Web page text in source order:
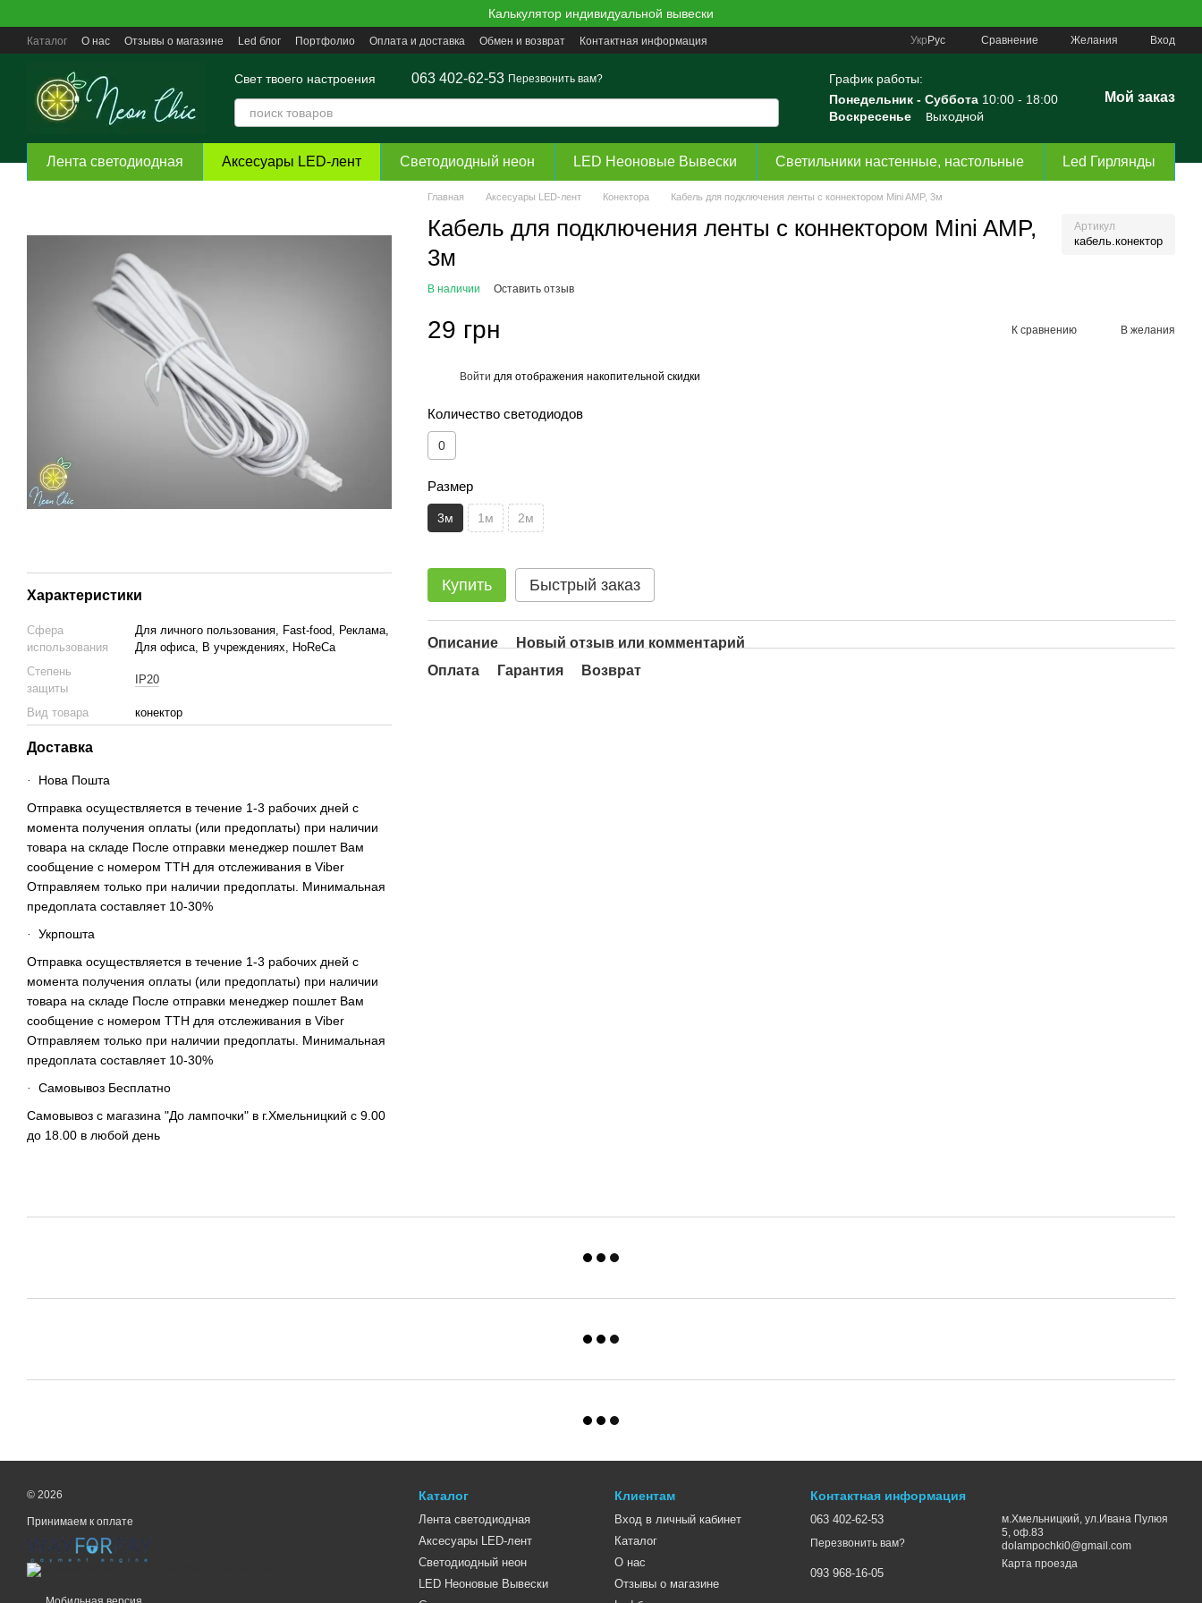
Калькулятор индивидуальной вывески
Каталог О нас Отзывы о магазине Led блог Портфолио Оплата и доставка Обмен и возврат
Контактная информация
Укр Рус Сравнение Желания Вход
Свет твоего настроения 063 402-62-53 Перезвонить вам?
График работы:
Понедельник - Суббота 10:00 - 18:00
Воскресенье
Выходной
Мой заказ
Лента светодиодная Аксесуары LED-лент Светодиодный неон LED Неоновые Вывески Светильники настенные, настольные Led Гирлянды
Характеристики
Сфера
использования
Для личного пользования, Fast-food, Реклама,
Для офиса, В учреждениях, HoReCa
Степень
защиты
IP20
Вид товара конектор
Доставка
·
Нова Пошта
Отправка осуществляется в течение 1-3 рабочих дней с
момента получения оплаты (или предоплаты) при наличии
товара на складе После отправки менеджер пошлет Вам
сообщение с номером ТТН для отслеживания в Viber
Отправляем только при наличии предоплаты. Минимальная
предоплата составляет 10-30%
·
Укрпошта
Отправка осуществляется в течение 1-3 рабочих дней с
момента получения оплаты (или предоплаты) при наличии
товара на складе После отправки менеджер пошлет Вам
сообщение с номером ТТН для отслеживания в Viber
Отправляем только при наличии предоплаты. Минимальная
предоплата составляет 10-30%
·
Самовывоз Бесплатно
Самовывоз с магазина "До лампочки" в г.Хмельницкий с 9.00
до 18.00 в любой день
Главная Аксесуары LED-лент Конектора Кабель для подключения ленты с коннектором Mini AMP, 3м
Кабель для подключения ленты с коннектором Mini AMP,
3м
Артикул
кабель.конектор
В наличии Оставить отзыв
29 грн К сравнению В желания
Войти для отображения накопительной скидки
Количество светодиодов
0
Размер
3м 1м 2м
Купить Быстрый заказ
Описание
Новый отзыв или комментарий
Оплата
Гарантия Возврат
© 2026
Принимаем к оплате
Каталог
Лента светодиодная
Аксесуары LED-лент
Светодиодный неон
LED Неоновые Вывески
Клиентам
Вход в личный кабинет
Каталог
О нас
Отзывы о магазине
Контактная информация
063 402-62-53
Перезвонить вам?
093 968-16-05
м.Хмельницкий, ул.Ивана Пулюя
5, оф.83
dolampochki0@gmail.com
Карта проезда